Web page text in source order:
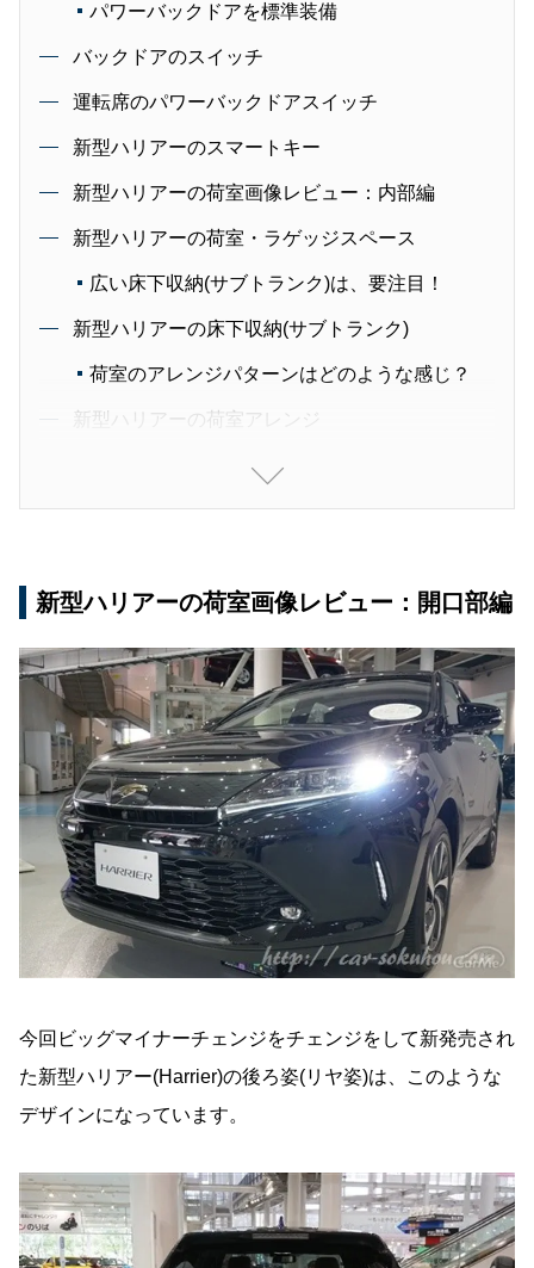
パワーバックドアを標準装備
バックドアのスイッチ
運転席のパワーバックドアスイッチ
新型ハリアーのスマートキー
新型ハリアーの荷室画像レビュー：内部編
新型ハリアーの荷室・ラゲッジスペース
広い床下収納(サブトランク)は、要注目！
新型ハリアーの床下収納(サブトランク)
荷室のアレンジパターンはどのような感じ？
新型ハリアーの荷室アレンジ
ラゲッジスペースには、アクセサリーコンセン
新型ハリアーの荷室画像レビュー：開口部編
今回ビッグマイナーチェンジをチェンジをして新発売され
た新型ハリアー(Harrier)の後ろ姿(リヤ姿)は、このような
デザインになっています。